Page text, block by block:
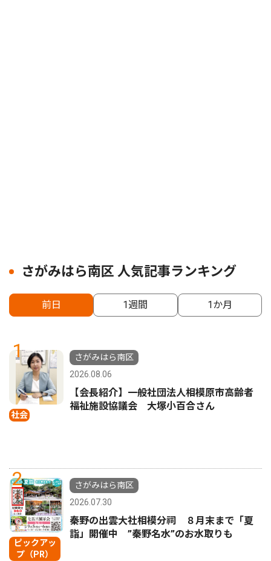
さがみはら南区 人気記事ランキング
前日 1週間 1か月
1
社会
さがみはら南区
2026.08.06
【会長紹介】一般社団法人相模原市高齢者
福祉施設協議会 大塚小百合さん
2
ピックアッ
プ（PR）
さがみはら南区
2026.07.30
秦野の出雲大社相模分祠 ８月末まで「夏
詣」開催中 ”秦野名水”のお水取りも